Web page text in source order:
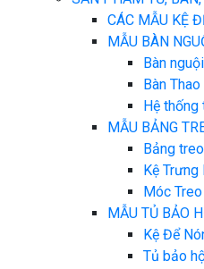
CÁC MẪU KỆ
MẪU BÀN
Bàn
Bàn
Hệ
MẪU BẢNG
Bảng
Kệ Trưng
Móc
MẪU TỦ BẢO
Kệ Để
Tủ bảo